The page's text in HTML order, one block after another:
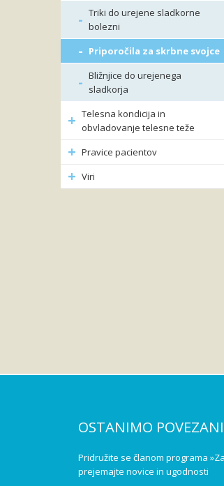
Triki do urejene sladkorne
bolezni
Priporočila za skrbne svojce
Bližnjice do urejenega
sladkorja
Telesna kondicija in
obvladovanje telesne teže
Pravice pacientov
Viri
OSTANIMO POVEZANI
Pridružite se članom programa
prejemajte novice in ugodnosti